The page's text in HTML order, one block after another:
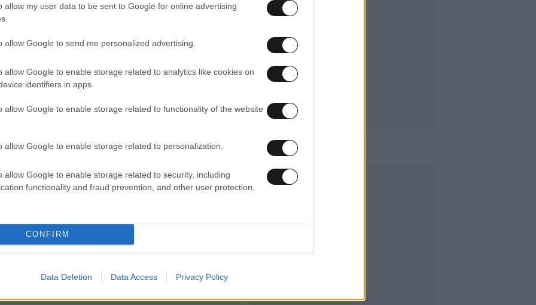
allow my user data to be sent to Google for online advertising
allow Google to send me personalized advertising.
allow Google to enable storage related to analytics like cookies on
identifiers in apps.
allow Google to enable storage related to functionality of the website
allow Google to enable storage related to personalization.
allow Google to enable storage related to security, including
functionality and fraud prevention, and other user protection.
CONFIRM
Data Deletion Data Access Privacy Policy
κινηματογραφικές του εμφανίσεις τα
στο δράμα «Mr. Church» το 2016 και στην
στοGoogle Newsκαι μάθετε πρώτοι